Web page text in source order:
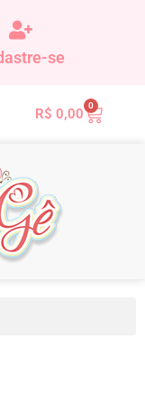
se
R$ 0,00
0